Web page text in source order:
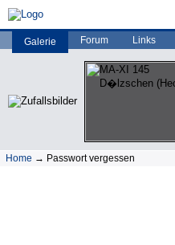
Galerie Forum Links
Home → Passwort vergessen